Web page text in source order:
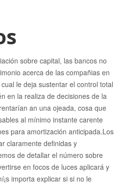
sobre capital, las bancos no
acerca de las compañias en
le deja sustentar el control total
en la realiza de decisiones de la
an una ojeada, cosa que
al mí­nimo instante carente
para amortización anticipada.Los
claramente definidas y
de detallar el número sobre
en focos de luces aplicará y
importa explicar si si no le